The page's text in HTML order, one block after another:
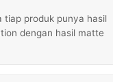
tiap produk punya hasil
dengan hasil matte